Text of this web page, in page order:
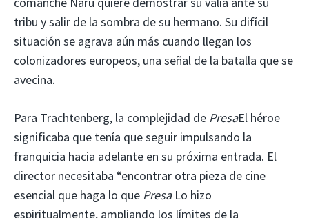
tribu y salir de la sombra de su hermano. Su difícil
situación se agrava aún más cuando llegan los
colonizadores europeos, una señal de la batalla que se
avecina.
Para Trachtenberg, la complejidad de PresaEl héroe
significaba que tenía que seguir impulsando la
franquicia hacia adelante en su próxima entrada. El
director necesitaba “encontrar otra pieza de cine
esencial que haga lo que PresaLo hizo
espiritualmente, ampliando los límites de la